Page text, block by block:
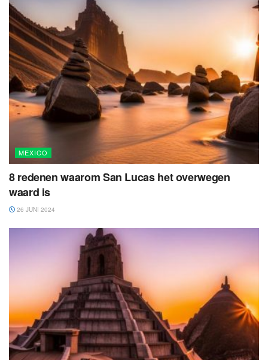
MEXICO
8 redenen waarom San Lucas het overwegen
waard is
26 JUNI 2024